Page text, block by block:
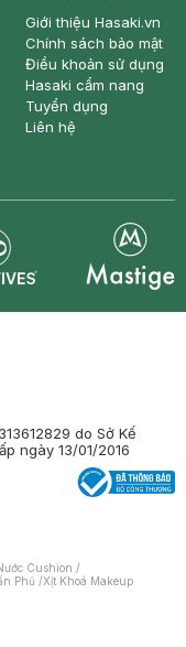
Giới thiệu Hasaki.vn
Chính sách bảo mật
Điều khoản sử dụng
Hasaki cẩm nang
Tuyển dụng
Liên hệ
do Sở Kế
ngày 13/01/2016
Cushion /
Phủ /Xịt Khoá Makeup